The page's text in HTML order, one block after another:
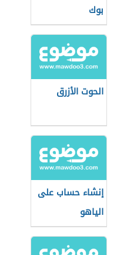
بوك
الحوت الأزرق
إنشاء حساب على
الياهو